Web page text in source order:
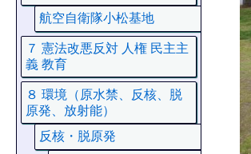
航空自衛隊小松基地
７ 憲法改悪反対 人権 民主主
義 教育
８ 環境（原水禁、反核、脱
原発、放射能）
反核・脱原発